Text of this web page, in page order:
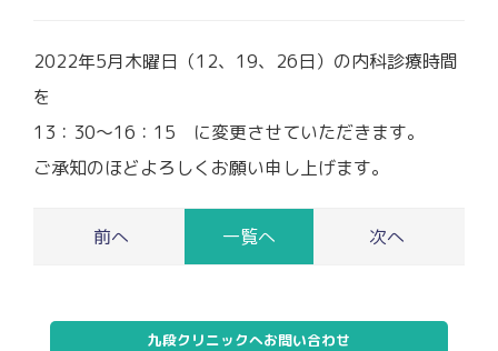
2022年5月木曜日（12、19、26日）の内科診療時間
を
13：30～16：15 に変更させていただきます。
ご承知のほどよろしくお願い申し上げます。
一覧へ
九段クリニックへお問い合わせ